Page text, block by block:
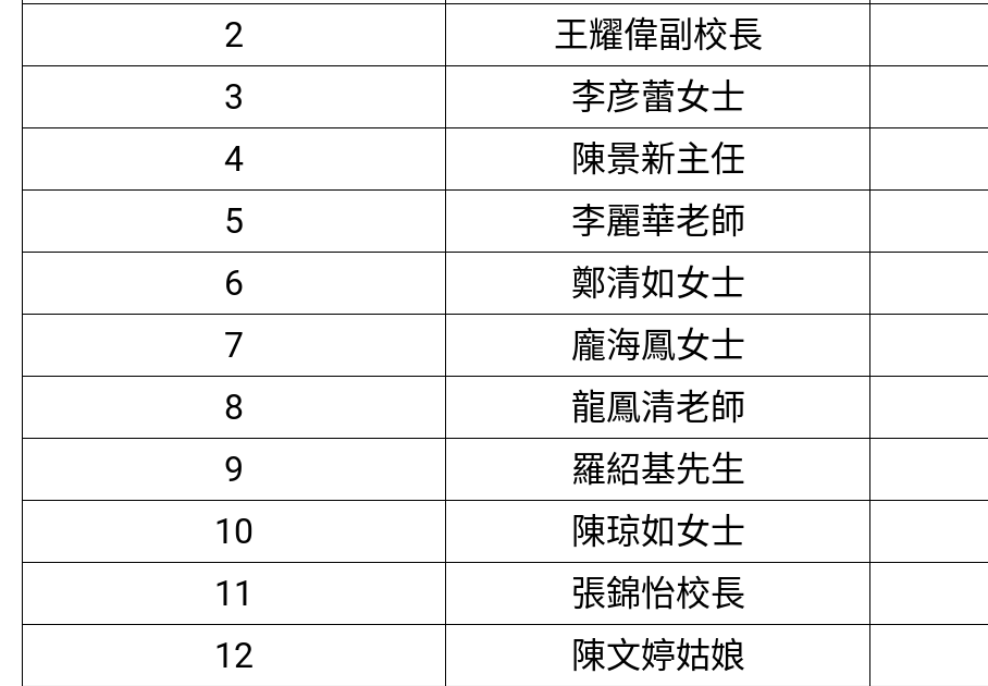
2
王耀偉副校長
3
李彦蕾女士
4
陳景新主任
5
李麗華老師
6
鄭清如女士
7
龐海鳳女士
8
龍鳳清老師
9
羅紹基先生
10
陳琼如女士
11
張錦怡校長
12
陳文婷姑娘